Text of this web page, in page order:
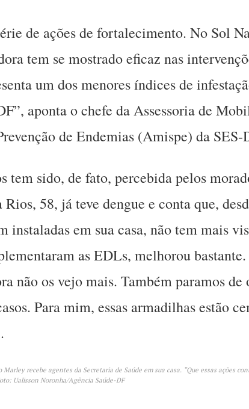
de ações de fortalecimento. No Sol
tem se mostrado eficaz nas
um dos menores índices de
aponta o chefe da Assessoria de
de Endemias (Amispe) da
tem sido, de fato, percebida pelos
58, já teve dengue e conta que,
instaladas em sua casa, não tem mais
as EDLs, melhorou
não os vejo mais. Também paramos
Para mim, essas armadilhas estão
recebe agentes da Secretaria de Saúde em sua casa. “Que essas ações
Ualisson Noronha/Agência Saúde-DF